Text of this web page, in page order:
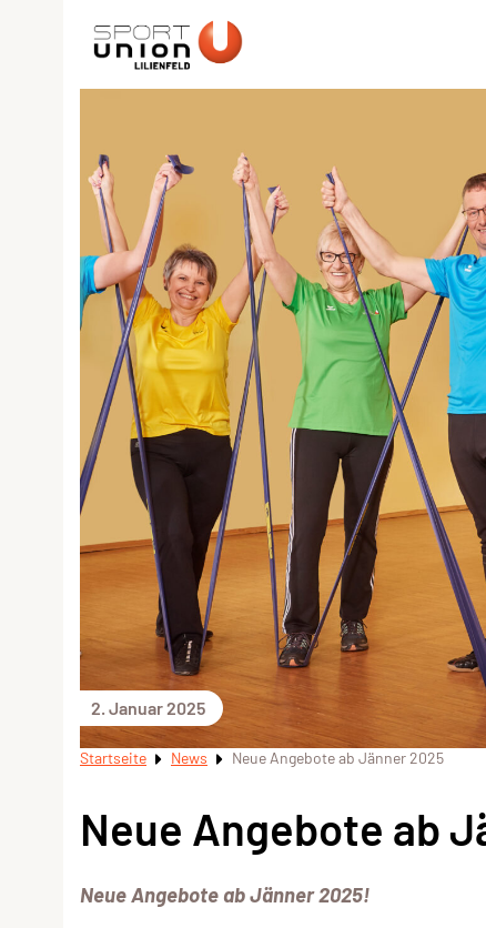
2. Januar 2025
Startseite News Neue Angebote ab Jänner 2025
Neue Angebote ab
Neue Angebote ab Jänner 2025!